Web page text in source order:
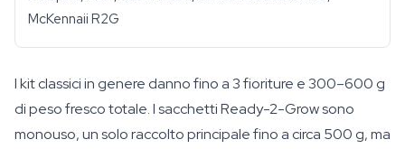
McKennaii R2G
I kit classici in genere danno fino a 3 fioriture e 300–600 g
di peso fresco totale. I sacchetti Ready-2-Grow sono
monouso, un solo raccolto principale fino a circa 500 g, ma